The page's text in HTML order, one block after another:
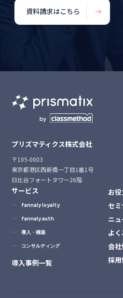
資料請求はこちら
プリズマティクス株式会社
〒105-0003
東京都港区西新橋一丁目1番1号
日比谷フォートタワー26階
サービス
fannaly loyalty
fannaly auth
導入・構築
コンサルティング
導入事例一覧
お
セ
ニ
よ
会
採